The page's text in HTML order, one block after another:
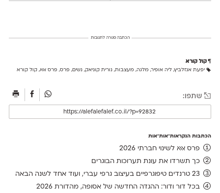
הכתבה סגורה לתגובות
קול קורא
יפעת אנזלביץ, ליה אופיר, מלגה, מעצבות, נורית קוניאק, נשים, פרס, פרס אאא, קול קורא
שתפו:
הכתבות הנקראות־אות־אות
פרס אאא לשינוי חברתי 2026
כך תשרדו את עונת תערוכות הבוגרים
23 טרנדים טיפוגרפיים בעיצוב גרפי עברי, ועוד אחד לשנה הבאה
בכל דור ודור: ההגדה החדשה של אסופה, מהדורת 2026